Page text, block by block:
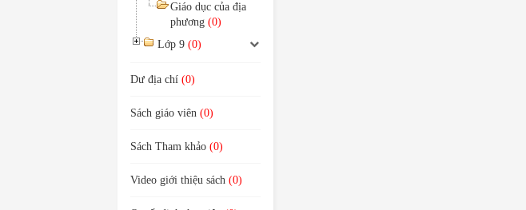
Giáo dục của địa
phương (0)
Lớp 9 (0)
Dư địa chí (0)
Sách giáo viên (0)
Sách Tham khảo (0)
Video giới thiệu sách (0)